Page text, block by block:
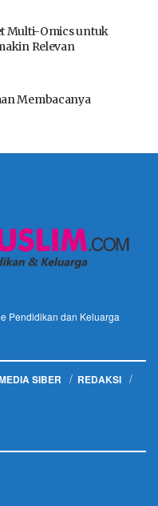
Multi-Omics untuk
Relevan
Membacanya
Pendidikan dan Keluarga
SIBER
REDAKSI